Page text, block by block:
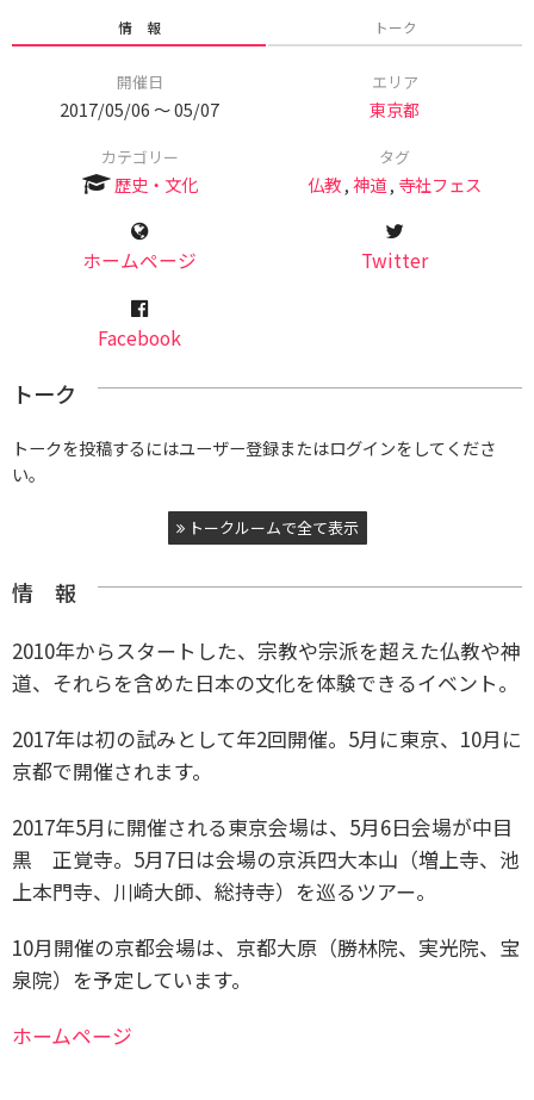
情 報 トーク
開催日
2017/05/06 〜 05/07
エリア
東京都
カテゴリー
歴史・文化
タグ
仏教,神道, 寺社フェス
ホームページ Twitter
Facebook
トーク
トークを投稿するにはユーザー登録またはログインをしてくださ
い。
トークルームで全て表示
情 報
2010年からスタートした、宗教や宗派を超えた仏教や神
道、それらを含めた日本の文化を体験できるイベント。
2017年は初の試みとして年2回開催。5月に東京、10月に
京都で開催されます。
2017年5月に開催される東京会場は、5月6日会場が中目
黒 正覚寺。5月7日は会場の京浜四大本山（増上寺、池
上本門寺、川崎大師、総持寺）を巡るツアー。
10月開催の京都会場は、京都大原（勝林院、実光院、宝
泉院）を予定しています。
ホームページ